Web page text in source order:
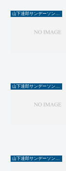
山下達郎サンデーソングブック
山下達郎サンデーソングブック